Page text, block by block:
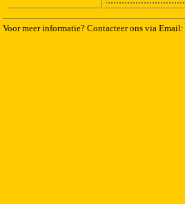
Voor meer informatie? Contacteer ons via Email: